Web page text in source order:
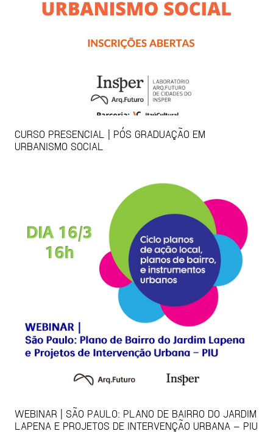
CURSO PRESENCIAL | PÓS GRADUAÇÃO EM
URBANISMO SOCIAL
WEBINAR | SÃO PAULO: PLANO DE BAIRRO DO JARDIM
LAPENA E PROJETOS DE INTERVENÇÃO URBANA – PIU